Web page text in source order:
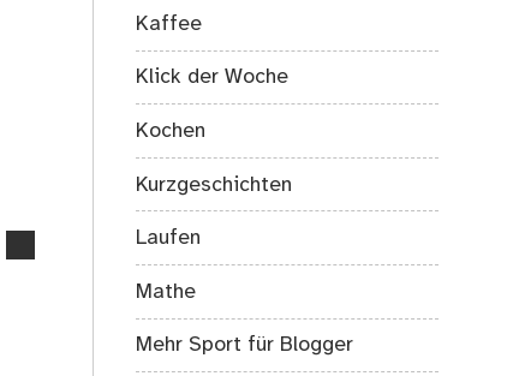
Kaffee
Klick der Woche
Kochen
Kurzgeschichten
Laufen
Mathe
Mehr Sport für Blogger